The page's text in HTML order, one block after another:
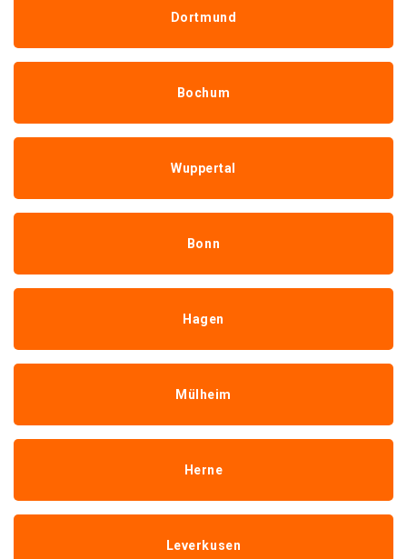
Dortmund
Bochum
Wuppertal
Bonn
Hagen
Mülheim
Herne
Leverkusen